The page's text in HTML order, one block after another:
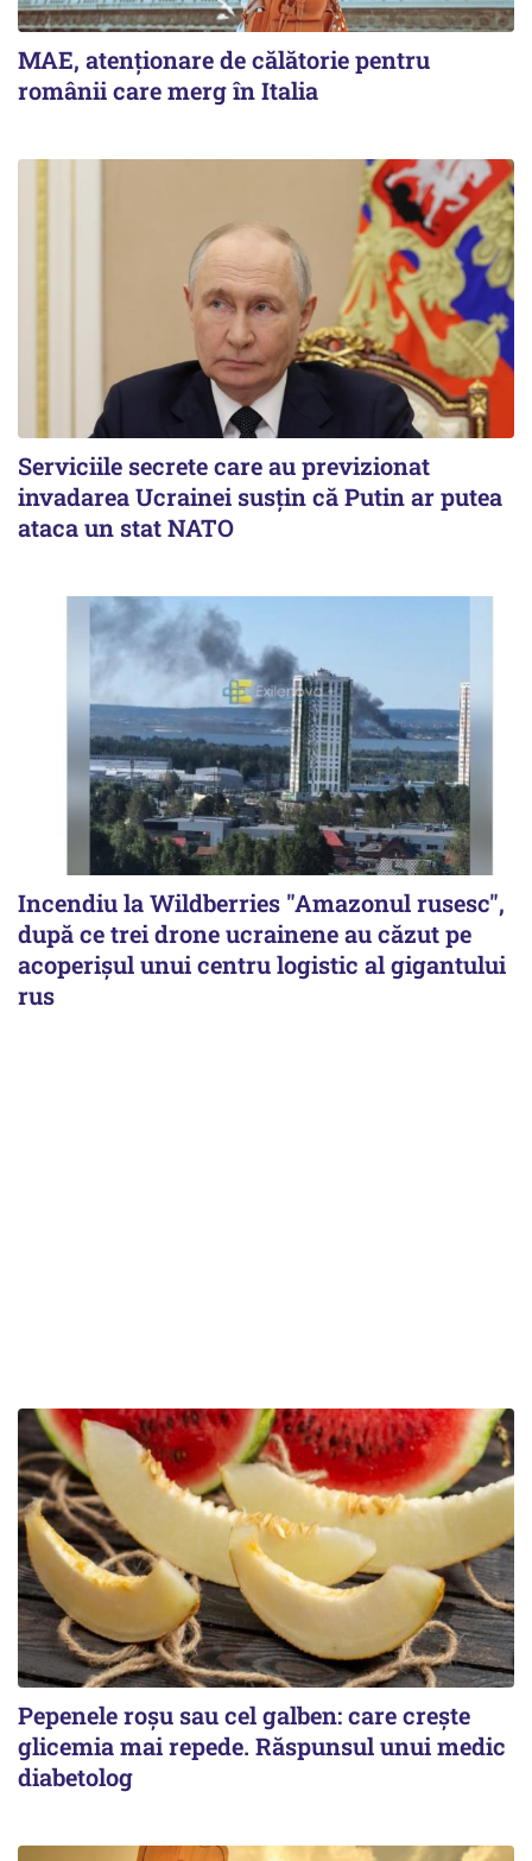
MAE, atenționare de călătorie pentru
românii care merg în Italia
Serviciile secrete care au previzionat
invadarea Ucrainei susțin că Putin ar putea
ataca un stat NATO
Incendiu la Wildberries "Amazonul rusesc",
după ce trei drone ucrainene au căzut pe
acoperişul unui centru logistic al gigantului
rus
Pepenele roșu sau cel galben: care crește
glicemia mai repede. Răspunsul unui medic
diabetolog